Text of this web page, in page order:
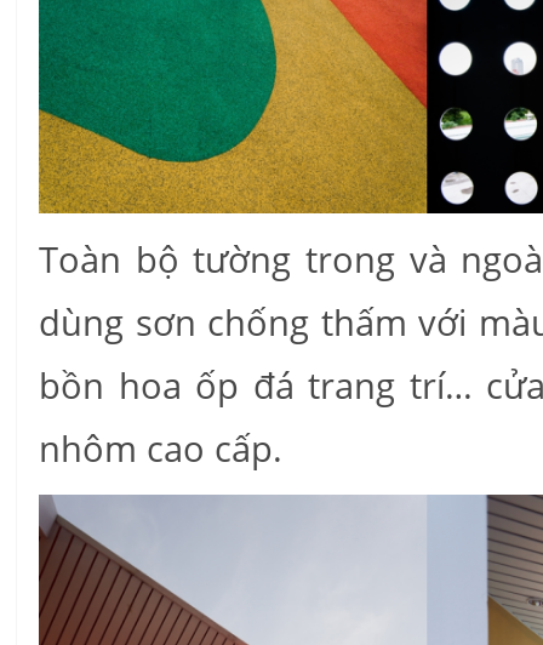
Toàn bộ tường trong và
dùng sơn chống thấm với
bồn hoa ốp đá trang trí…
nhôm cao cấp.